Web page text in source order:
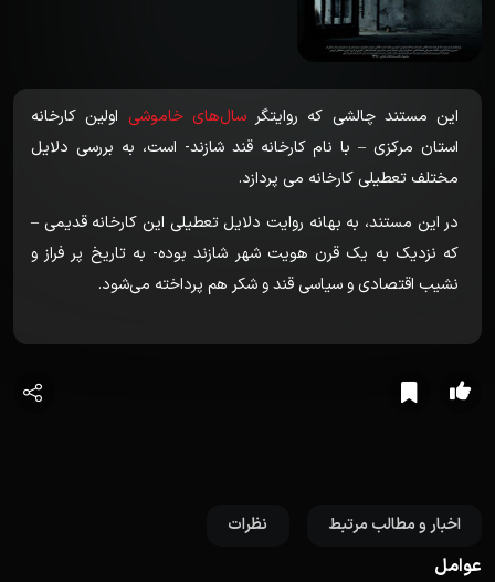
این مستند چالشی که روایتگرسال‌های خاموشی اولین کارخانه
استان مرکزی – با نام کارخانه قند شازند- است، به بررسی دلایل
مختلف تعطیلی کارخانه می پردازد.
در این مستند، به بهانه روایت دلایل تعطیلی این کارخانه قدیمی –
که نزدیک به یک قرن هویت شهر شازند بوده- به تاریخ پر فراز و
نشیب اقتصادی و سیاسی قند و شکر هم پرداخته می‌شود.
اخبار و مطالب مرتبط نظرات
عوامل